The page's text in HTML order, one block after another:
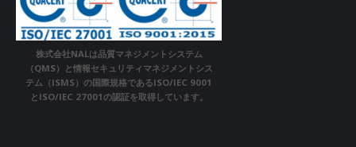
株式会社NALは品質マネジメントシステム
（QMS）と情報セキュリティマネジメントシス
テム（ISMS）の国際規格であるISO/IEC 9001
とISO/IEC 27001の認証を取得しています。